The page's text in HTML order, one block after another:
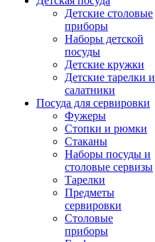
Детские столовые
приборы
Наборы детской
посуды
Детские кружки
Детские тарелки и
салатники
Посуда для сервировки
Фужеры
Стопки и рюмки
Стаканы
Наборы посуды и
столовые сервизы
Тарелки
Предметы
сервировки
Столовые
приборы